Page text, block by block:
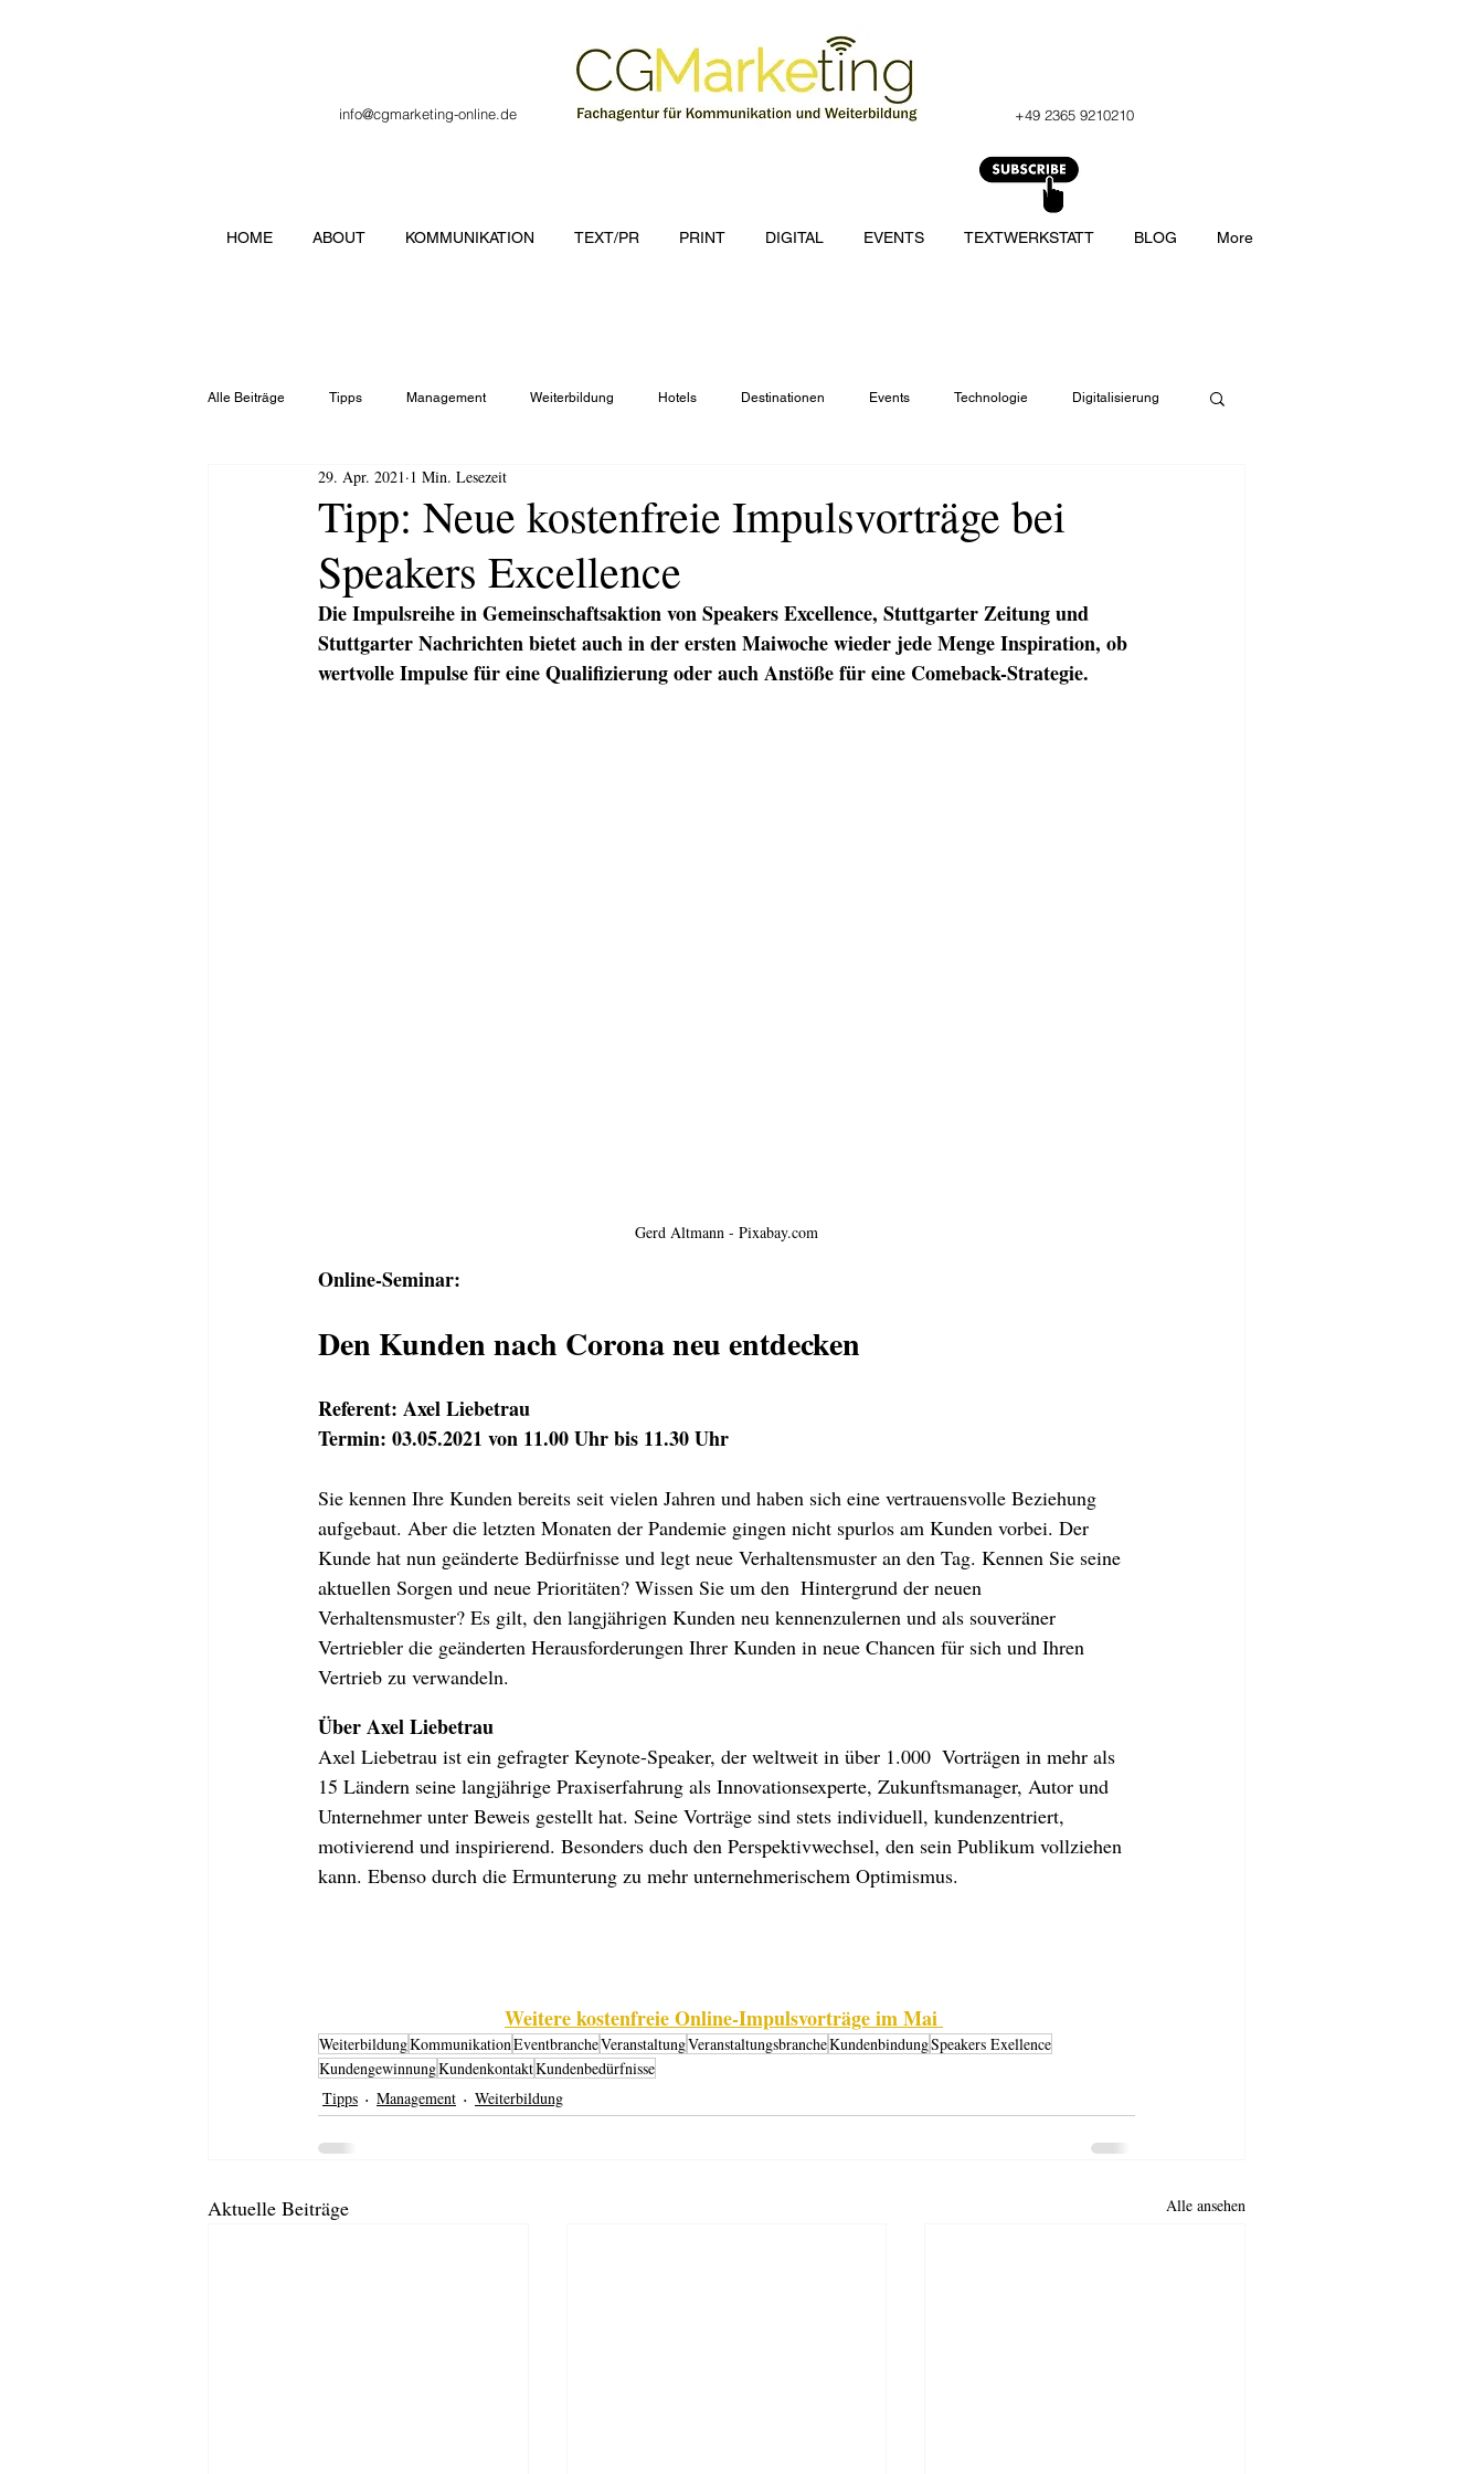
info@cgmarketing-online.de +49 2365 9210210
Alle Beiträge Tipps Management Weiterbildung Hotels Destinationen Events Technologie Digitalisierung
Veranstaltung Verbände Locations
Tipp: Neue kostenfreie Impulsvorträge bei
Speakers Excellence
29. Apr. 2021 1 Min. Lesezeit
Die Impulsreihe in Gemeinschaftsaktion von Speakers Excellence, Stuttgarter Zeitung und
Stuttgarter Nachrichten bietet auch in der ersten Maiwoche wieder jede Menge Inspiration, ob
wertvolle Impulse für eine Qualifizierung oder auch Anstöße für eine Comeback-Strategie.
Gerd Altmann - Pixabay.com
Online-Seminar:
Den Kunden nach Corona neu entdecken
Referent: Axel Liebetrau
Termin: 03.05.2021 von 11.00 Uhr bis 11.30 Uhr
Sie kennen Ihre Kunden bereits seit vielen Jahren und haben sich eine vertrauensvolle Beziehung
aufgebaut. Aber die letzten Monaten der Pandemie gingen nicht spurlos am Kunden vorbei. Der
Kunde hat nun geänderte Bedürfnisse und legt neue Verhaltensmuster an den Tag. Kennen Sie seine
aktuellen Sorgen und neue Prioritäten? Wissen Sie um den  Hintergrund der neuen
Verhaltensmuster? Es gilt, den langjährigen Kunden neu kennenzulernen und als souveräner
Vertriebler die geänderten Herausforderungen Ihrer Kunden in neue Chancen für sich und Ihren
Vertrieb zu verwandeln.
Über Axel Liebetrau
Axel Liebetrau ist ein gefragter Keynote-Speaker, der weltweit in über 1.000  Vorträgen in mehr als
15 Ländern seine langjährige Praxiserfahrung als Innovationsexperte, Zukunftsmanager, Autor und
Unternehmer unter Beweis gestellt hat. Seine Vorträge sind stets individuell, kundenzentriert,
motivierend und inspirierend. Besonders duch den Perspektivwechsel, den sein Publikum vollziehen
kann. Ebenso durch die Ermunterung zu mehr unternehmerischem Optimismus.
Weitere kostenfreie Online-Impulsvorträge im Mai
WeiterbildungKommunikationEventbrancheVeranstaltungVeranstaltungsbrancheKundenbindungSpeakers Exellence
KundengewinnungKundenkontaktKundenbedürfnisse
Tipps
Management Weiterbildung
Aktuelle Beiträge Alle ansehen
HOME ABOUT KOMMUNIKATION TEXT/PR PRINT DIGITAL EVENTS TEXTWERKSTATT BLOG More